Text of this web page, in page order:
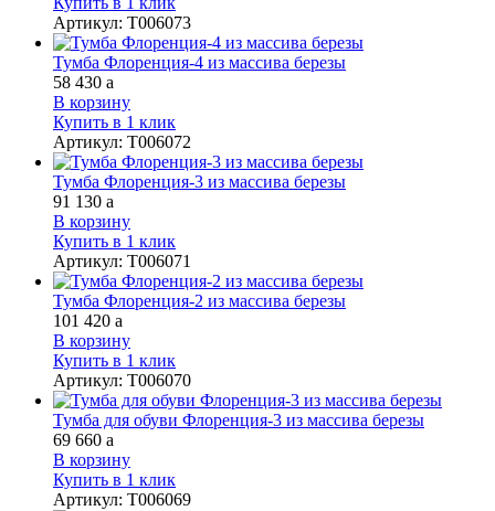
Артикул: Т006073
Тумба Флоренция-4 из массива березы
58 430 a
В корзину
Купить в 1 клик
Артикул: Т006072
Тумба Флоренция-3 из массива березы
91 130 a
В корзину
Купить в 1 клик
Артикул: Т006071
Тумба Флоренция-2 из массива березы
101 420 a
В корзину
Купить в 1 клик
Артикул: Т006070
Тумба для обуви Флоренция-3 из массива березы
69 660 a
В корзину
Купить в 1 клик
Артикул: Т006069